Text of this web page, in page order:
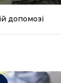
допомозі